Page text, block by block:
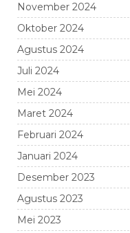
November 2024
Oktober 2024
Agustus 2024
Juli 2024
Mei 2024
Maret 2024
Februari 2024
Januari 2024
Desember 2023
Agustus 2023
Mei 2023